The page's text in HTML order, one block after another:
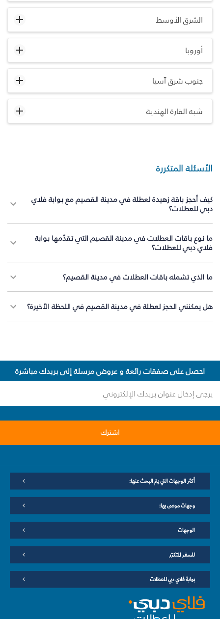
الشرق الأوسط
أوروبا
جنوب شرق آسيا
شبه القارة الهندية
الأسئلة المتكررة
كيف أحجز باقة زهيدة لعطلة في مدينة القصيم مع بوابة فلاي
دبي للعطلات؟
ما نوع باقات العطلات في مدينة القصيم التي تقدّمها بوابة
فلاي دبي للعطلات؟
ما الذي تشمله باقات العطلات في مدينة القصيم؟
هل يمكنني الحجز لعطلة في مدينة القصيم في اللحظة الأخيرة؟
احصل على صفقات رائعة و عروض مرسلة إلى بريدك مباشرة
اشترك
أكثر الوجهات التي يتم البحث عنها:
وجهات موصى بها:
الوجهات
للسفر المتكرّر
بوابة فلاي دبي للعطلات